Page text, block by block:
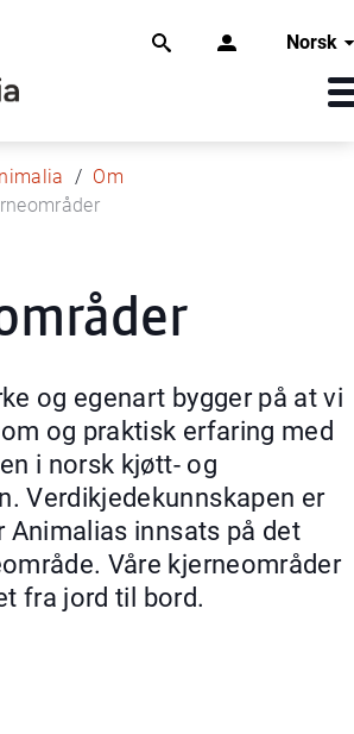
Norsk
Om
og egenart bygger på at vi
og praktisk erfaring med
i norsk kjøtt- og
Verdikjedekunnskapen er
innsats på det
Våre kjerneområder
fra jord til bord.